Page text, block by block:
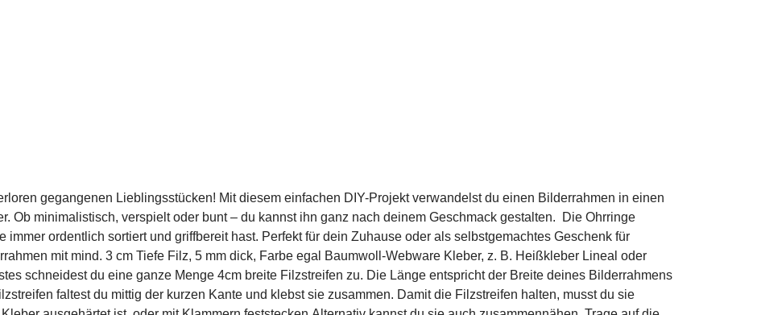
gegangenen Lieblingsstücken! Mit diesem einfachen DIY-Projekt verwandelst du einen Bilderrahmen in einen
Ob minimalistisch, verspielt oder bunt – du kannst ihn ganz nach deinem Geschmack gestalten. Die Ohrringe
immer ordentlich sortiert und griffbereit hast. Perfekt für dein Zuhause oder als selbstgemachtes Geschenk für
mit mind. 3 cm Tiefe Filz, 5 mm dick, Farbe egal Baumwoll-Webware Kleber, z. B. Heißkleber Lineal oder
schneidest du eine ganze Menge 4cm breite Filzstreifen zu. Die Länge entspricht der Breite deines Bilderrahmens
faltest du mittig der kurzen Kante und klebst sie zusammen. Damit die Filzstreifen halten, musst du sie